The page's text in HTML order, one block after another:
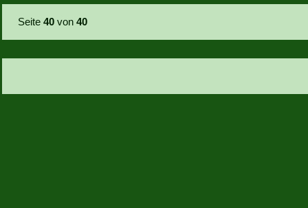
Seite40 von40